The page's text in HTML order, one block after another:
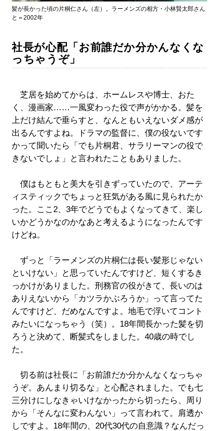
髪が長かった頃の片桐仁さん（左）。ラーメンズの相方・小林賢太郎さん
と＝2002年
社長が心配「お前誰だか分かんなくな
っちゃうぞ」
芝居を始めてからは、ホームレスや博士、おた
く、漫画家……一風変わった役で声がかかる。髪を
上だけ結んで垂らすと、なんともいえないダメ感が
出るんですよね。ドラマの監督に、僕の役ないです
かって聞いたら「でも片桐君、サラリーマンの役で
きないでしょ」と言われたこともありました。
僕はもともと美大を引きずっていたので、アーテ
ィスティックでちょっと狂気がある風に見られたか
った。ここ2、3年でどうでもよくなってきて、楽し
いかどうかなのかなあと考えるようになったんです
けどね。
ずっと「ラーメンズの片桐仁は長い髪形じゃない
といけない」と思っていたんですけど、短くするき
っかけがありました。刑務官の役がきて、長いのは
ありえないから「カツラかぶろうか」って言ってた
んですけど、だめなんですよ。地毛で浮いてコント
みたいになっちゃう（笑）。18年間長かった髪を切
ろうと決めて、断髪式をしました。40歳の時でし
た。
切る前は社長に「お前誰だか分かんなくなっちゃ
うぞ。あんまり切るな」と心配されました。でも七
三分けにしなきゃいけなかったから切ったら、周り
から「そんなに変わんない」って言われて。肩透か
しですよ。18年間の、20代30代の自意識？なんだっ